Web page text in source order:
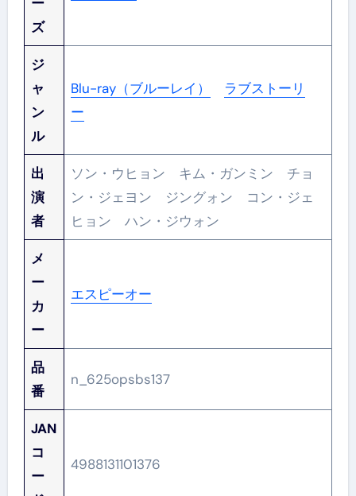
ズ
ジ
ャ
ン
ル
Blu-ray（ブルーレイ）
ラブストーリ
ー
出
演
者
ソン・ウヒョン キム・ガンミン チョ
ン・ジェヨン ジングォン コン・ジェ
ヒョン ハン・ジウォン
メ
ー
カ
ー
エスピーオー
品
番
n_625opsbs137
JAN
コ
ー
4988131101376